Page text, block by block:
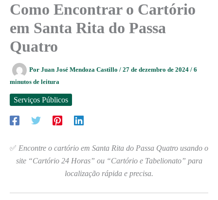
Como Encontrar o Cartório
em Santa Rita do Passa
Quatro
Por Juan José Mendoza Castillo / 27 de dezembro de 2024 / 6
minutos de leitura
Serviços Públicos
✅ Encontre o cartório em Santa Rita do Passa Quatro usando o
site “Cartório 24 Horas” ou “Cartório e Tabelionato” para
localização rápida e precisa.